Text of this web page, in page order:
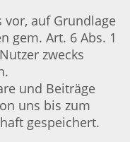
auf Grundlage
gem. Art. 6 Abs. 1
zwecks
und Beiträge
uns bis zum
gespeichert.